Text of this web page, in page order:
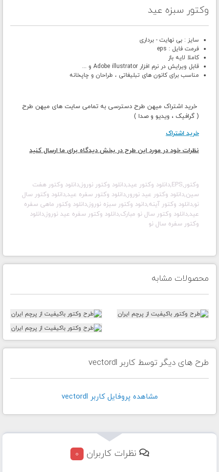
وکتور سبزه عید
سایز : بی نهایت - برداری
فرمت فایل : eps
کاملا لایه باز
قابل ویرایش در نرم افزار Adobe illustrator و ...
مناسب برای کانون های تبلیغاتی ، طراحان و چاپخانه
خرید اشتراک میهن طرح دسترسی به تمامی سایت های میهن طرح
( گرافیک ، ویدیو و صدا )
خرید اشتراک
نظرات خود در مورد این طرح در بخش دیدگاه برای ما ارسال کنید
وکتور,EPS,دانلود وکتور عید,دانلود وکتور نوروز,دانلود وکتور هفت
سین,دانلود وکتور عید نورور,دانلود وکتور سفره عید,دانلود وکتور سال
نو,دانلود وکتور آینه,دانود وکتور سبزه نوروز,دانلود وکتور ماهی سفره
عید,دانلود وکتور سال نو مبارک,دانلود وکتور سفره عید نوروز,دانلود
وکتور سفره سال نو
محصولات مشابه
طرح های دیگر توسط کاربر vectordl
مشاهده پروفايل کاربر vectordl
نظرات کاربران 0